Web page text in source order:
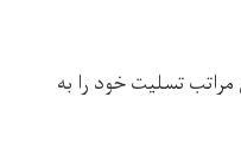
تسلیت خود را به